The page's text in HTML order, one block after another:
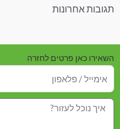
תגובות אחרונות
השאירו כאן פרטים לחזרה